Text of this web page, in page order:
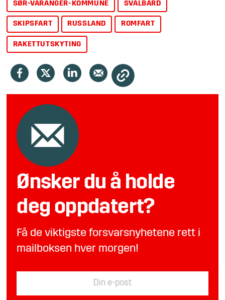
SØR-VARANGER-KOMMUNE SVALBARD
SKIPSFART RUSSLAND ROMFART
RAKETTUTSKYTING
Ønsker du å holde
deg oppdatert?
Få de viktigste forsvarsnyhetene rett i
mailboksen hver morgen!